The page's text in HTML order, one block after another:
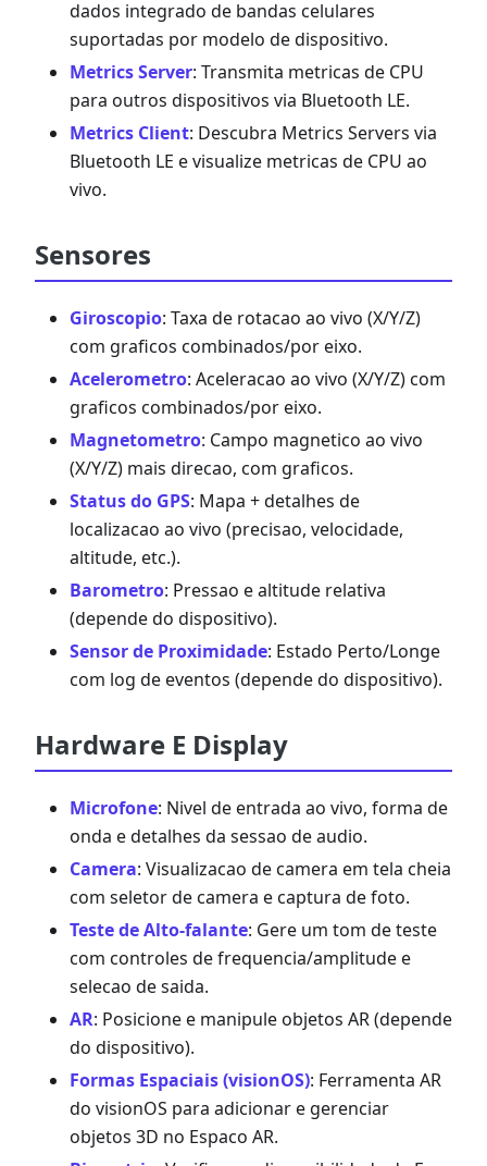
dados integrado de bandas celulares
suportadas por modelo de dispositivo.
Metrics Server: Transmita metricas de CPU
para outros dispositivos via Bluetooth LE.
Metrics Client: Descubra Metrics Servers via
Bluetooth LE e visualize metricas de CPU ao
vivo.
Sensores
Giroscopio: Taxa de rotacao ao vivo (X/Y/Z)
com graficos combinados/por eixo.
Acelerometro: Aceleracao ao vivo (X/Y/Z) com
graficos combinados/por eixo.
Magnetometro: Campo magnetico ao vivo
(X/Y/Z) mais direcao, com graficos.
Status do GPS: Mapa + detalhes de
localizacao ao vivo (precisao, velocidade,
altitude, etc.).
Barometro: Pressao e altitude relativa
(depende do dispositivo).
Sensor de Proximidade: Estado Perto/Longe
com log de eventos (depende do dispositivo).
Hardware E Display
Microfone: Nivel de entrada ao vivo, forma de
onda e detalhes da sessao de audio.
Camera: Visualizacao de camera em tela cheia
com seletor de camera e captura de foto.
Teste de Alto-falante: Gere um tom de teste
com controles de frequencia/amplitude e
selecao de saida.
AR: Posicione e manipule objetos AR (depende
do dispositivo).
Formas Espaciais (visionOS): Ferramenta AR
do visionOS para adicionar e gerenciar
objetos 3D no Espaco AR.